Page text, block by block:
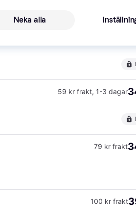
59 kr frakt, 1-3 dagar
79 kr frakt
100 kr frakt
Neka alla